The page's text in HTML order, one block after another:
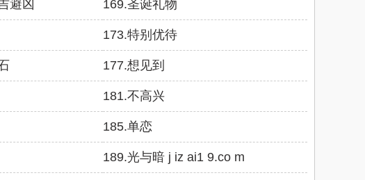
避凶 169.圣诞礼物
173.特别优待
177.想见到
181.不高兴
185.单恋
189.光与暗 j iz ai1 9.co m